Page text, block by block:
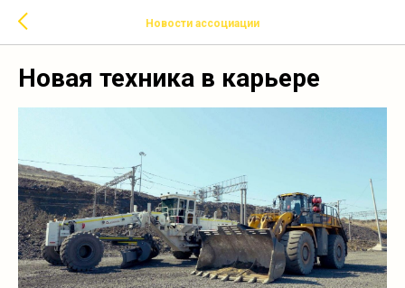
Новости ассоциации
Новая техника в карьере